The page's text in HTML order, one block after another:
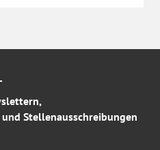
Stellenausschreibungen